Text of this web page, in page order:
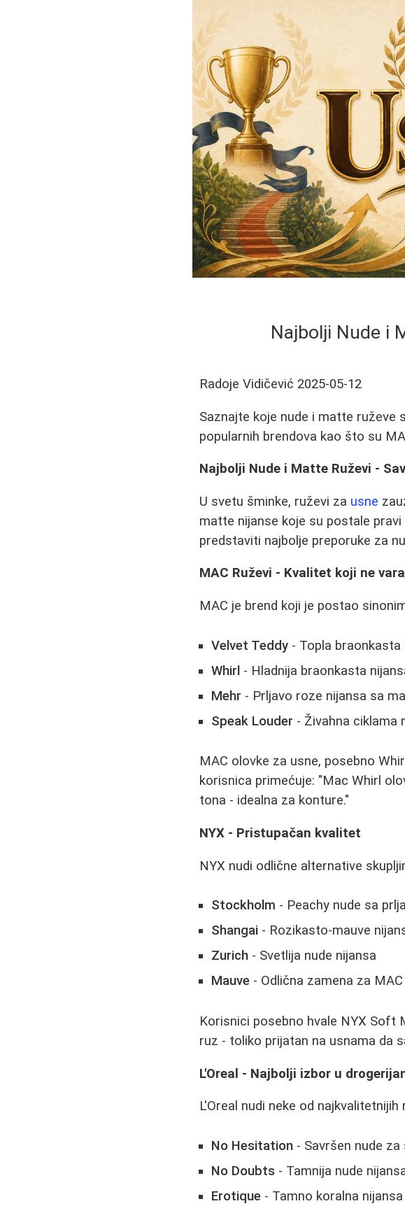
Najbolji Nude i
Radoje Vidičević 2025-05-12
Saznajte koje nude i matte
popularnih brendova kao što su
Najbolji Nude i Matte Ruževi -
U svetu šminke, ruževi za usne
matte nijanse koje su postale
predstaviti najbolje preporuke za
MAC Ruževi - Kvalitet koji ne vara
MAC je brend koji je postao
Velvet Teddy - Topla
Whirl - Hladnija braonkasta
Mehr - Prljavo roze nijansa sa
Speak Louder - Živahna ciklama
MAC olovke za usne, posebno
korisnica primećuje: "Mac Whirl
tona - idealna za konture."
NYX - Pristupačan kvalitet
NYX nudi odlične alternative
Stockholm - Peachy nude sa
Shangai - Rozikasto-mauve
Zurich - Svetlija nude nijansa
Mauve - Odlična zamena za
Korisnici posebno hvale NYX Soft
ruz - toliko prijatan na usnama da
L'Oreal - Najbolji izbor u
L'Oreal nudi neke od
No Hesitation - Savršen nude
No Doubts - Tamnija nude
Erotique - Tamno koralna